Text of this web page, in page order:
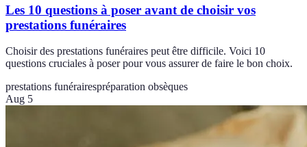
Les 10 questions à poser avant de choisir vos
prestations funéraires
Choisir des prestations funéraires peut être difficile. Voici 10
questions cruciales à poser pour vous assurer de faire le bon choix.
prestations funérairespréparation obsèques
Aug 5